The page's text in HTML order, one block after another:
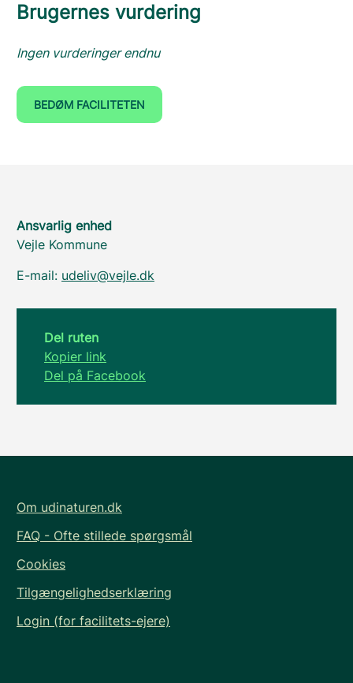
Brugernes vurdering
Ingen vurderinger endnu
BEDØM FACILITETEN
Ansvarlig enhed
Vejle Kommune
E-mail: udeliv@vejle.dk
Del ruten
Kopier link
Del på Facebook
Om udinaturen.dk
FAQ - Ofte stillede spørgsmål
Cookies
Tilgængelighedserklæring
Login (for facilitets-ejere)